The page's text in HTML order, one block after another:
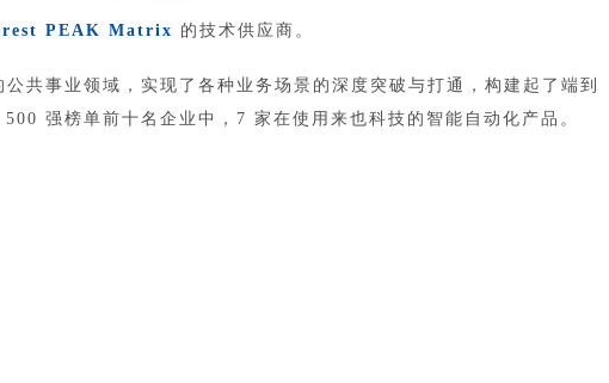
PEAK Matrix 的技术供应商。
公共事业领域，实现了各种业务场景的深度突破与打通，构建起了端到
强榜单前十名企业中，7 家在使用来也科技的智能自动化产品。